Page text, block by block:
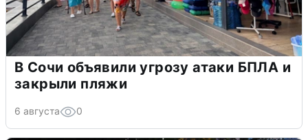
В Сочи объявили угрозу атаки БПЛА и
закрыли пляжи
6 августа 0